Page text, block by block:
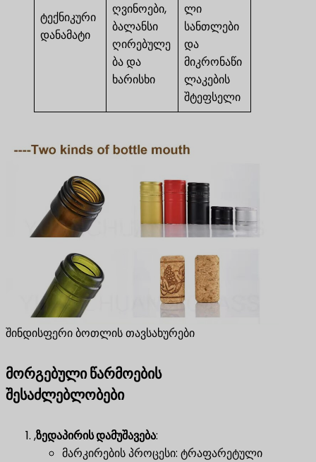
ტექნიკური
დანამატი
ღვინოები,
ბალანსი
ღირებულე
ბა და
ხარისხი
ლი
სანთლები
და
მიკრონაწი
ლაკების
შტეფსელი
შინდისფერი ბოთლის თავსახურები
მორგებული წარმოების
შესაძლებლობები
,ზედაპირის დამუშავება:
მარკირების პროცესი: ტრაფარეტული